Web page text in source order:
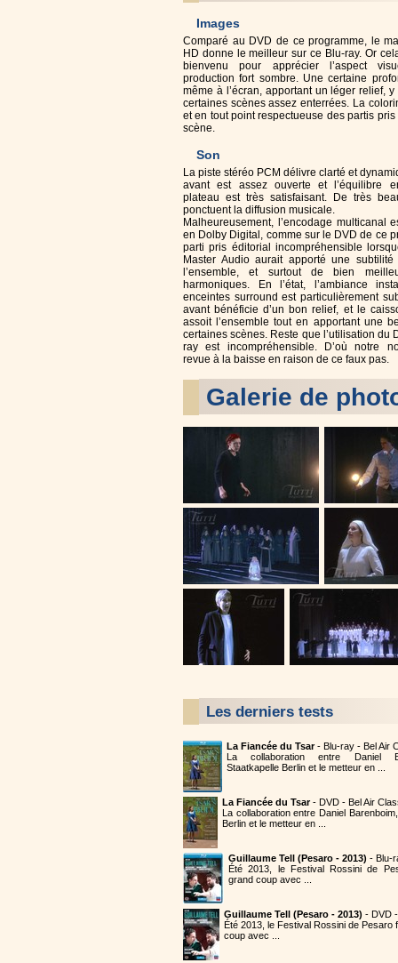
Images
Comparé au DVD de ce programme, le
HD donne le meilleur sur ce Blu-ray. Or
bienvenu pour apprécier l’aspect
production fort sombre. Une certaine
même à l’écran, apportant un léger relief,
certaines scènes assez enterrées. La
et en tout point respectueuse des partis
scène.
Son
La piste stéréo PCM délivre clarté et
avant est assez ouverte et l’équilibre
plateau est très satisfaisant. De très
ponctuent la diffusion musicale.
Malheureusement, l’encodage multicanal
en Dolby Digital, comme sur le DVD de ce
parti pris éditorial incompréhensible
Master Audio aurait apporté une
l’ensemble, et surtout de bien
harmoniques. En l’état, l’ambiance
enceintes surround est particulièrement
avant bénéficie d’un bon relief, et le
assoit l’ensemble tout en apportant une
certaines scènes. Reste que l’utilisation du
ray est incompréhensible. D’où notre
revue à la baisse en raison de ce faux pas.
Galerie de
Les derniers tests
La Fiancée du Tsar- Blu-ray - Bel Air
La collaboration entre Daniel
Staatkapelle Berlin et le metteur en ...
La Fiancée du Tsar- DVD - Bel Air
La collaboration entre Daniel
Berlin et le metteur en ...
Guillaume Tell (Pesaro - 2013) - Blu-
Été 2013, le Festival Rossini de
grand coup avec ...
Guillaume Tell (Pesaro - 2013) - DVD
Été 2013, le Festival Rossini de Pesaro
coup avec ...